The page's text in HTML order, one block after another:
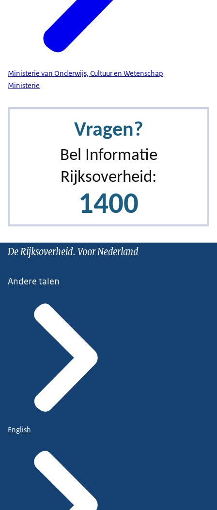
Ministerie van Onderwijs, Cultuur en Wetenschap
Ministerie
De Rijksoverheid. Voor Nederland
Andere talen
English